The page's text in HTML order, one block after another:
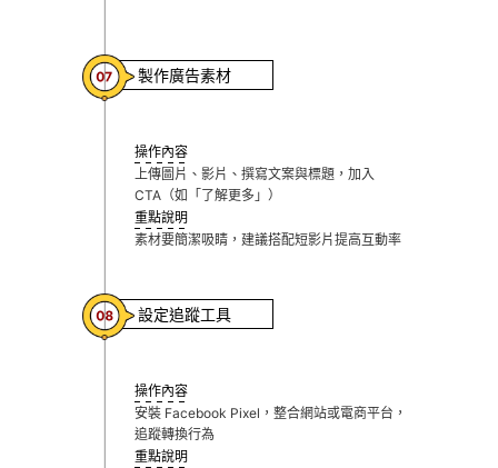
製作廣告素材
操作內容
上傳圖片、影片、撰寫文案與標題，加入
CTA（如「了解更多」）
重點說明
素材要簡潔吸睛，建議搭配短影片提高互動率
設定追蹤工具
操作內容
安裝 Facebook Pixel，整合網站或電商平台，
追蹤轉換行為
重點說明